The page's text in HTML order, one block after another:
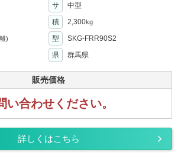
サ
中型
積 2,300kg
) 型
SKG-FRR90S2
県 群馬県
販売価格
い合わせください。
詳しくはこちら